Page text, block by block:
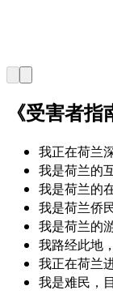
《受害者
我正在荷兰
我是荷兰的
我是荷兰的
我是荷兰侨
我是荷兰的
我路经此地
我正在荷兰
我是难民，